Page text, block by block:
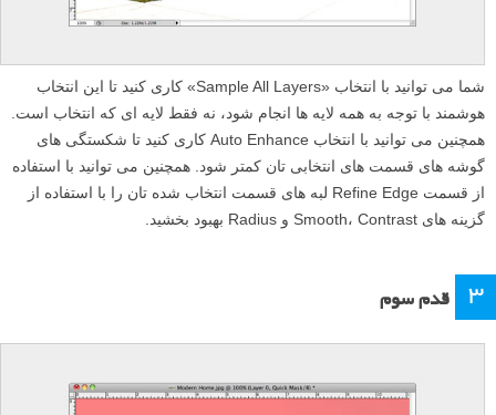
شما می توانید با انتخاب «Sample All Layers» کاری کنید تا این انتخاب
هوشمند با توجه به همه لایه ها انجام شود، نه فقط لایه ای که انتخاب است.
همچنین می توانید با انتخاب Auto Enhance کاری کنید تا شکستگی های
گوشه های قسمت های انتخابی تان کمتر شود. همچنین می توانید با استفاده
از قسمت Refine Edge لبه های قسمت انتخاب شده تان را با استفاده از
گزینه های Smooth، Contrast و Radius بهبود بخشید.
۳ قدم سوم